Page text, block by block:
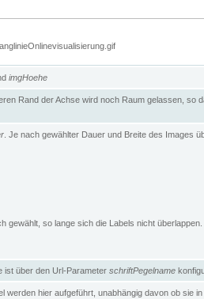
imgHoehe
Rand der Achse wird noch Raum gelassen, so
. Je nach gewählter Dauer und Breite des Images
gewählt, so lange sich die Labels nicht überlappen.
ist über den Url-Parameter schriftPegelname
werden hier aufgeführt, unabhängig davon ob sie